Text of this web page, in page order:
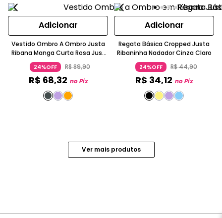
Adicionar
Vestido Ombro A Ombro Justa
Ribana Manga Curta Rosa Just
Basic
24%OFF R$89,90
R$ 68,32 no Pix
Adicionar
Regata Básica Cropped Justa
Ribaninha Nadador Cinza Claro
24%OFF R$44,90
R$ 34,12 no Pix